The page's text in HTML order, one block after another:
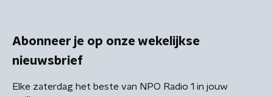
Abonneer je op onze wekelijkse
nieuwsbrief
Elke zaterdag het beste van NPO Radio 1 in jouw